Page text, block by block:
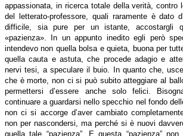
appassionata, in ricerca totale della verità, contro
del letterato-professore, quali raramente è dato
difficile, sia pure per un istante, accostargli
«pazienza». In un appunto inedito egli però
intendevo non quella bolsa e quieta, buona per
quella cauta e astuta, che procede adagio e
nervi tesi, a speculare il buio. In quanto che,
che è morte, non ci si può subito atteggiare al
permettersi d’essere anche solo felici.
continuare a guardarsi nello specchio nel fondo
non ci si accorge d’aver cambiato
non per nascondersi, ma perché si è nuovi
quella tale “pazienza”. E questa “pazienza”